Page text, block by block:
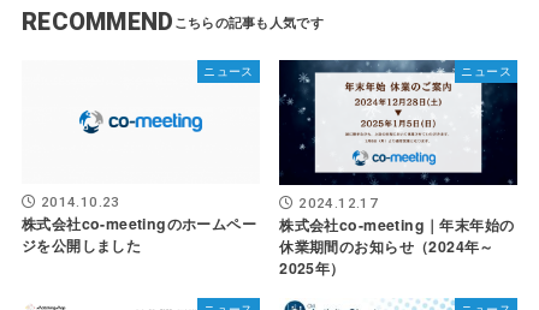
RECOMMEND
ニュース
2014.10.23
株式会社co-meetingのホームペー
ジを公開しました
ニュース
2024.12.17
株式会社co-meeting｜年末年始の
休業期間のお知らせ（2024年～
2025年）